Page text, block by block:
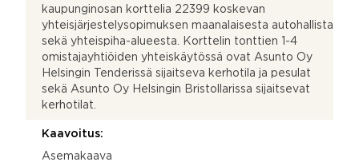
kaupunginosan korttelia 22399 koskevan
yhteisjärjestelysopimuksen maanalaisesta autohallista
sekä yhteispiha-alueesta. Korttelin tonttien 1-4
omistajayhtiöiden yhteiskäytössä ovat Asunto Oy
Helsingin Tenderissä sijaitseva kerhotila ja pesulat
sekä Asunto Oy Helsingin Bristollarissa sijaitsevat
kerhotilat.
Kaavoitus:
Asemakaava